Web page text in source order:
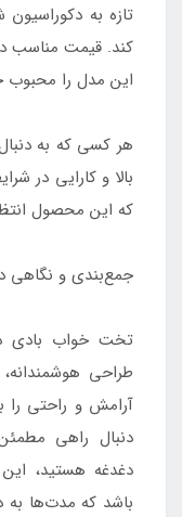
تازه به
کند. قیمت مناسب
این مدل را محبوب
هر کسی که به
بالا و کارایی در
که این محصول
جمع‌بندی و نگاهی
طراحی
آرامش و راحتی را
دنبال راهی
دغدغه هستید،
باشد که مدت‌ها به